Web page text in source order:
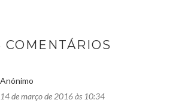
COMENTÁRIOS
Anónimo
14 de março de 2016 às 10:34